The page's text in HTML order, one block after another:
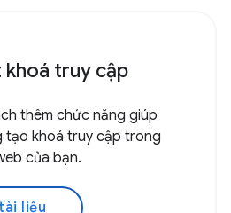
khoá truy cập
thêm chức năng giúp
tạo khoá truy cập trong
của bạn.
liệu